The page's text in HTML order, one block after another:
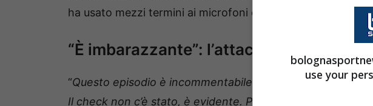
ha usato mezzi termini ai microfoni di DAZN.
“È imbarazzante”: l’attacco frontale al
“Questo episodio è incommentabile, non capisco perché
Il check non c’è stato, è evidente. Perché non lo guardano?
use your